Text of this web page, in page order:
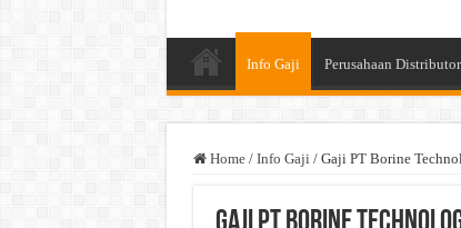
Info Gaji Perusahaan Distributor
Home / Info Gaji / Gaji PT Borine